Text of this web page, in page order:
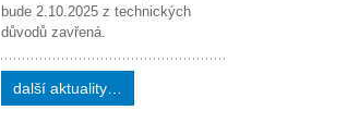
bude 2.10.2025 z technických
důvodů zavřená.
další aktuality…